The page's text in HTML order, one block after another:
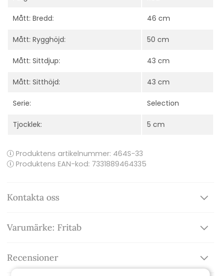
Mått: Bredd: 46 cm
Mått: Rygghöjd: 50 cm
Mått: Sittdjup: 43 cm
Mått: Sitthöjd: 43 cm
Serie: Selection
Tjocklek: 5 cm
Produktens artikelnummer: 464S-33
Produktens EAN-kod: 7331889464335
Kontakta oss
Varumärke: Fritab
Recensioner